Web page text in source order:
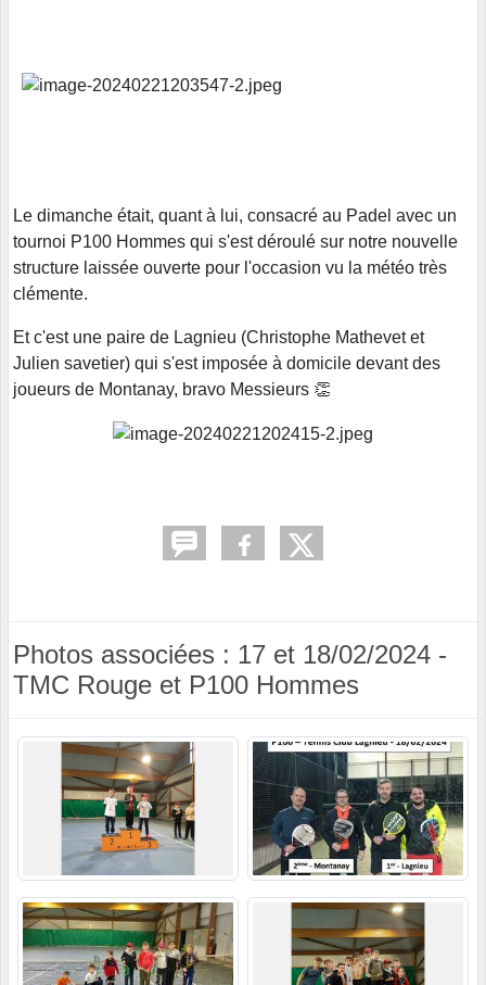
Le dimanche était, quant à lui, consacré au Padel avec un
tournoi P100 Hommes qui s'est déroulé sur notre nouvelle
structure laissée ouverte pour l'occasion vu la météo très
clémente.
Et c'est une paire de Lagnieu (Christophe Mathevet et
Julien savetier) qui s'est imposée à domicile devant des
joueurs de Montanay, bravo Messieurs 👏
Photos associées : 17 et 18/02/2024 -
TMC Rouge et P100 Hommes